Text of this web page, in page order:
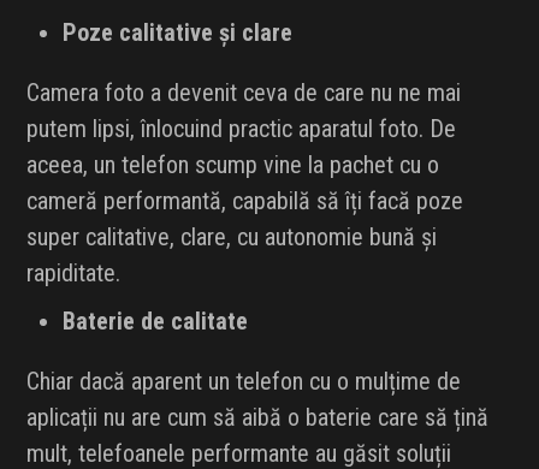
Poze calitative și clare
Camera foto a devenit ceva de care nu ne mai
putem lipsi, înlocuind practic aparatul foto. De
aceea, un telefon scump vine la pachet cu o
cameră performantă, capabilă să îți facă poze
super calitative, clare, cu autonomie bună și
rapiditate.
Baterie de calitate
Chiar dacă aparent un telefon cu o mulțime de
aplicații nu are cum să aibă o baterie care să țină
mult, telefoanele performante au găsit soluții